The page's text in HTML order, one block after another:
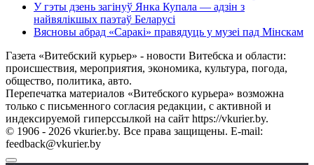
У гэты дзень загінуў Янка Купала — адзін з
найвялікшых паэтаў Беларусі
Вясновы абрад «Саракі» правядуць у музеі пад Мінскам
Газета «Витебский курьер» - новости Витебска и области:
происшествия, мероприятия, экономика, культура, погода,
общество, политика, авто.
Перепечатка материалов «Витебского курьера» возможна
только с письменного согласия редакции, с активной и
индексируемой гиперссылкой на сайт https://vkurier.by.
© 1906 - 2026 vkurier.by. Все права защищены. E-mail:
feedback@vkurier.by